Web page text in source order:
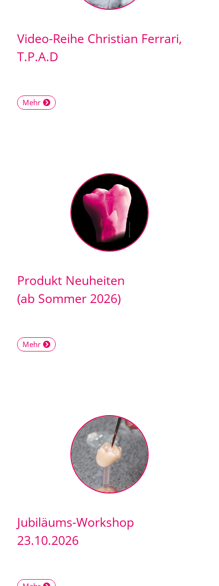
Video-Reihe Christian Ferrari,
T.P.A.D
Mehr
Produkt Neuheiten
(ab Sommer 2026)
Mehr
Jubiläums-Workshop
23.10.2026